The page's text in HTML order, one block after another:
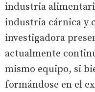
industria
industria cárnica y
investigadora
actualmente
mismo equipo, si
formándose en el